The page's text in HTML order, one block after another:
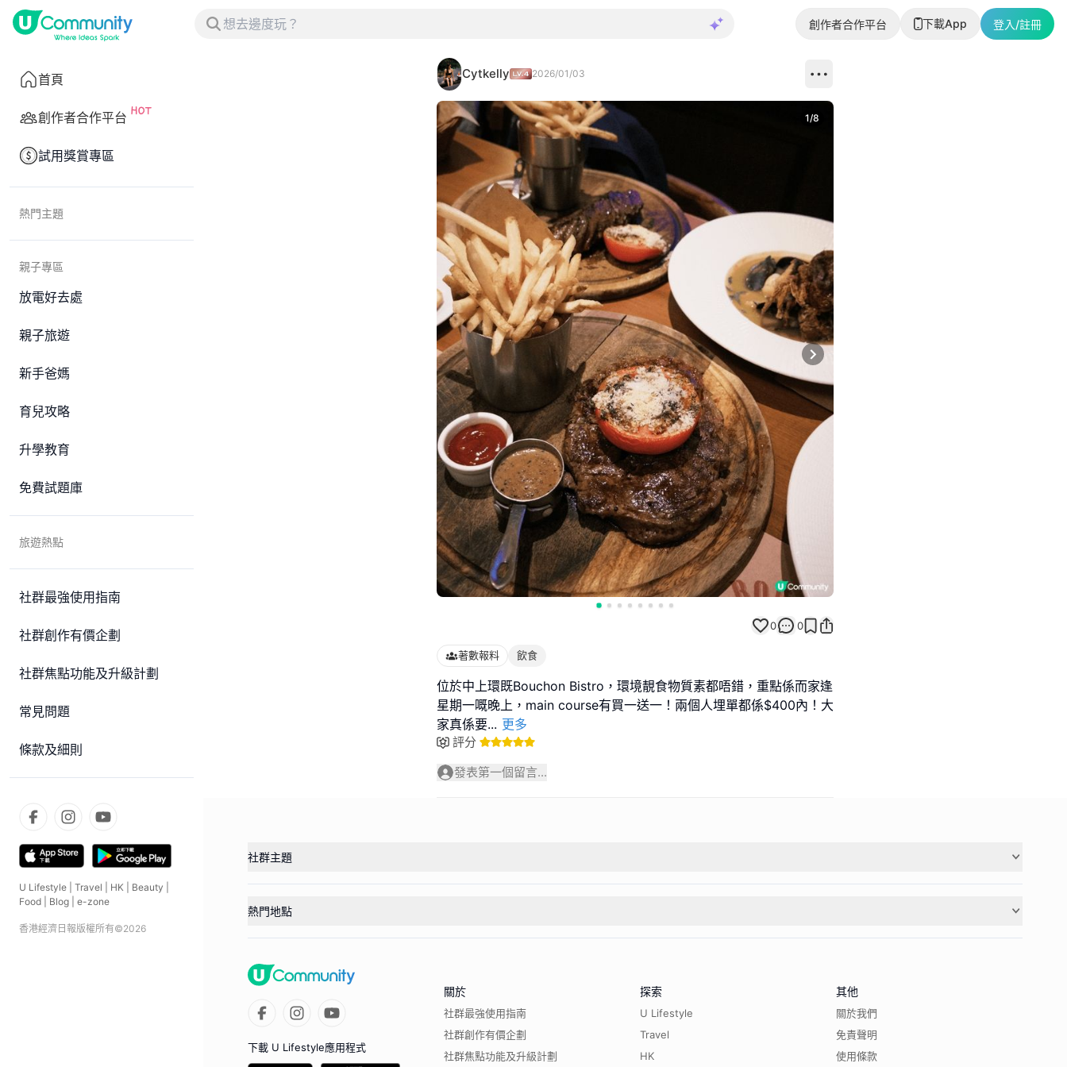
創作者合作平台 下載App 登入/註冊
首頁
創作者合作平台
試用獎賞專區
熱門主題
親子專區
放電好去處
親子旅遊
新手爸媽
育兒攻略
升學教育
免費試題庫
旅遊熱點
社群最強使用指南
社群創作有價企劃
社群焦點功能及升級計劃
常見問題
條款及細則
U Lifestyle Travel HK Beauty
Food
Blog e-zone
香港經濟日報版權所有©2026
Cytkelly 2026/01/03
Next slide
1/8
0 0
著數報料 飲食
位於中上環既Bouchon Bistro，環境靚食物質素都唔錯，重點係而家逢
星期一嘅晚上，main course有買一送一！兩個人埋單都係$400內！大
家真係要... 更多
評分
發表第一個留言...
社群主題
熱門地點
下載 U Lifestyle應用程式
關於
社群最強使用指南
社群創作有價企劃
社群焦點功能及升級計劃
探索
U Lifestyle
Travel
HK
其他
關於我們
免責聲明
使用條款